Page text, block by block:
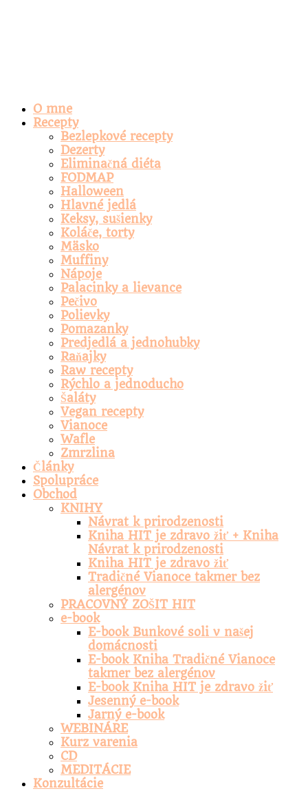
O mne
Recepty
Bezlepkové recepty
Dezerty
Eliminačná diéta
FODMAP
Halloween
Hlavné jedlá
Keksy, sušienky
Koláče, torty
Mäsko
Muffiny
Nápoje
Palacinky a lievance
Pečivo
Polievky
Pomazanky
Predjedlá a jednohubky
Raňajky
Raw recepty
Rýchlo a jednoducho
Šaláty
Vegan recepty
Vianoce
Wafle
Zmrzlina
Články
Spolupráce
Obchod
KNIHY
Návrat k prirodzenosti
Kniha HIT je zdravo žiť + Kniha
Návrat k prirodzenosti
Kniha HIT je zdravo žiť
Tradičné Vianoce takmer bez
alergénov
PRACOVNÝ ZOŠIT HIT
e-book
E-book Bunkové soli v našej
domácnosti
E-book Kniha Tradičné Vianoce
takmer bez alergénov
E-book Kniha HIT je zdravo žiť
Jesenný e-book
Jarný e-book
WEBINÁRE
Kurz varenia
CD
MEDITÁCIE
Konzultácie